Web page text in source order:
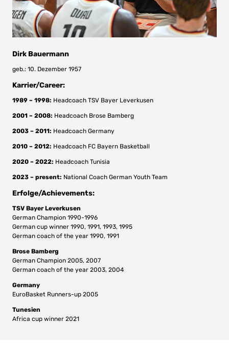
Dirk Bauermann
geb.: 10. Dezember 1957
Karrier/Career:
1989 – 1998: Headcoach TSV Bayer Leverkusen
2001 – 2008: Headcoach Brose Bamberg
2003 – 2011: Headcoach Germany
2010 – 2012: Headcoach FC Bayern Basketball
2020 – 2022: Headcoach Tunisia
2023 – present: National Coach German Youth Team
Erfolge/Achievements:
TSV Bayer Leverkusen
German Champion 1990-1996
German cup winner 1990, 1991, 1993, 1995
German coach of the year 1990, 1991
Brose Bamberg
German Champion 2005, 2007
German coach of the year 2003, 2004
Germany
EuroBasket Runners-up 2005
Tunesien
Africa cup winner 2021